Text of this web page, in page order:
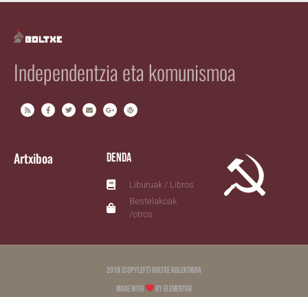
Independentzia eta komunismoa
Artxiboa Denda
Liburuak / Libros
Bestelakoak
/otros
2018 (copyleft) Boltxe Kolektiboa
Made with
by Elementor